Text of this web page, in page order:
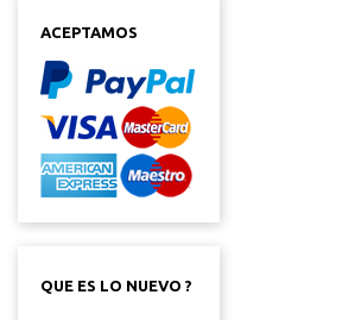
ACEPTAMOS
QUE ES LO NUEVO ?